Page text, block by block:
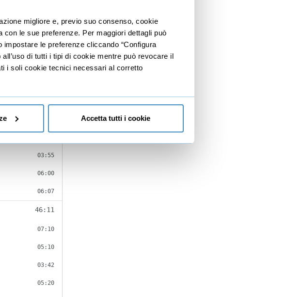
migliore e, previo suo consenso, cookie
le sue preferenze. Per maggiori dettagli può
le preferenze cliccando “Configura
di tutti i tipi di cookie mentre può revocare il
i soli cookie tecnici necessari al corretto
Accetta tutti i cookie
03:55
06:00
06:07
46:11
07:10
05:10
03:42
05:20